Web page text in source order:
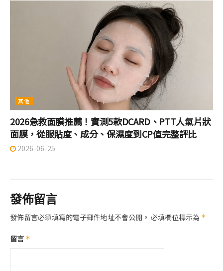
其他
2026急救面膜推薦！實測5款DCARD、PTT人氣片狀
面膜，從服貼度、成分、保濕度到CP值完整評比
2026-06-25
發佈留言
發佈留言必須填寫的電子郵件地址不會公開。 必填欄位標示為 *
留言*